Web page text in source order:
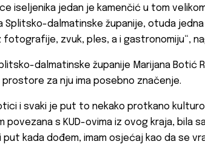
iseljenika jedan je kamenčić u tom
Splitsko-dalmatinske županije, otuda
zvuk, ples, a i gastronomiju“,
dalmatinske županije Marijana Botić
za nju ima posebno značenje.
i svaki je put to nekako protkano
povezana s KUD-ovima iz ovog kraja, bila
kada dođem, imam osjećaj kao da se